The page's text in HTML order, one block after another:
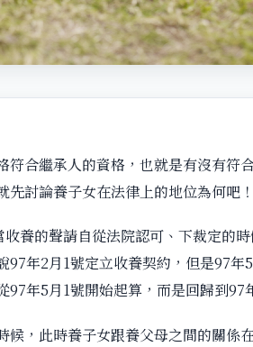
合繼承人的資格，也就是有沒有符
討論養子女在法律上的地位為何吧！
養的聲請自從法院認可、下裁定的
97年2月1號定立收養契約，但是97年
年5月1號開始起算，而是回歸到97
，此時養子女跟養父母之間的關係